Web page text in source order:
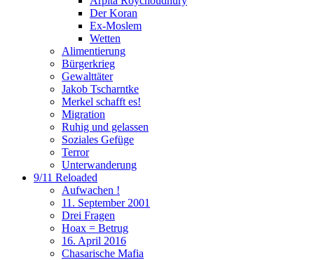
Der Koran
Ex-Moslem
Wetten
Alimentierung
Bürgerkrieg
Gewalttäter
Jakob Tscharntke
Merkel schafft es!
Migration
Ruhig und gelassen
Soziales Gefüge
Terror
Unterwanderung
9/11 Reloaded
Aufwachen !
11. September 2001
Drei Fragen
Hoax = Betrug
16. April 2016
Chasarische Mafia